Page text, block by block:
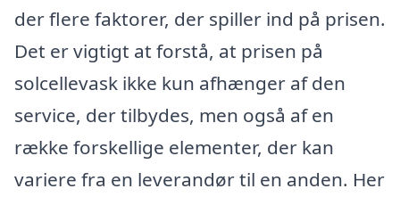
der flere faktorer, der spiller ind på prisen.
Det er vigtigt at forstå, at prisen på
solcellevask ikke kun afhænger af den
service, der tilbydes, men også af en
række forskellige elementer, der kan
variere fra en leverandør til en anden. Her